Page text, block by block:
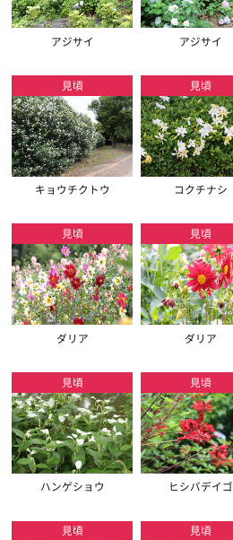
アジサイ アジサイ
見頃
キョウチクトウ
見頃
コクチナシ
見頃
ダリア
見頃
ダリア
見頃
ハンゲショウ
見頃
ヒシバデイゴ
見頃 見頃